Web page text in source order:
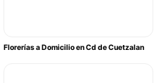
Florerías a Domicilio en Cd de Cuetzalan